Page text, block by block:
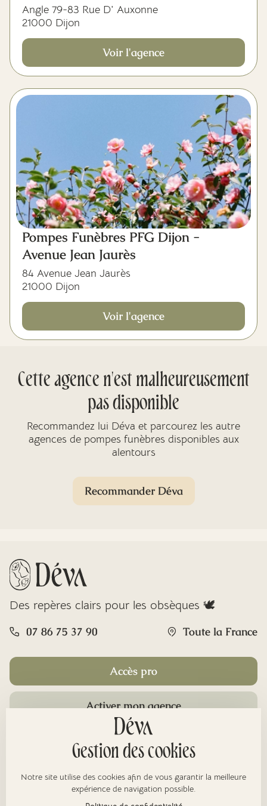
Angle 79-83 Rue D' Auxonne
21000 Dijon
Voir l'agence
Pompes Funèbres PFG Dijon -
Avenue Jean Jaurès
84 Avenue Jean Jaurès
21000 Dijon
Voir l'agence
Cette agence n'est malheureusement
pas disponible
Recommandez lui Déva et parcourez les autre
agences de pompes funèbres disponibles aux
alentours
Recommander Déva
Des repères clairs pour les obsèques 🕊️
07 86 75 37 90 Toute la France
Accès pro
Activer mon agence
Gestion des cookies
Notre site utilise des cookies afin de vous garantir la meilleure
expérience de navigation possible.